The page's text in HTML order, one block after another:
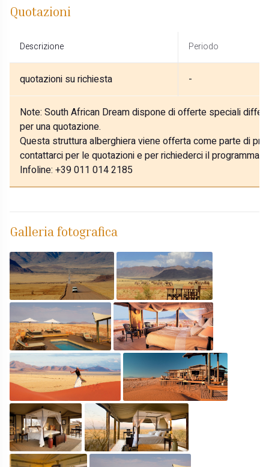
Quotazioni
Descrizione Periodo
quotazioni su richiesta -
Note: South African Dream dispone di offerte speciali
per una quotazione.
Questa struttura alberghiera viene offerta come parte di
contattarci per le quotazioni e per richiederci il programma
Infoline: +39 011 014 2185
Galleria fotografica